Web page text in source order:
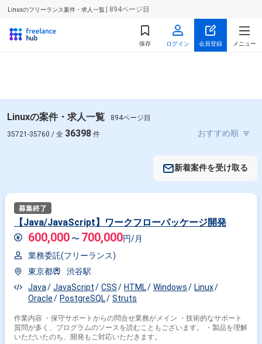
Linuxのフリーランス案件・求人一覧 | 894ページ目
保存 ログイン 会員登録 メニュー
Linuxの案件・求人一覧
894ページ目
35721-35760 / 全 36398 件
新着案件を受け取る
【Java/JavaScript】ワークフローパッケージ開発
600,000 〜 700,000円/月
業務委託(フリーランス)
東京都
渋谷駅
Java
JavaScript CSS HTML Windows
Linux
Oracle
PostgreSQL Struts
作業内容 ・保守サポートからの問合せ業務がメイン ・技術的なサポート
質問が多く、プログラムのソースを読むこともございます。 ・製品を理解
いただいたのち、開発もご対応いただきます。